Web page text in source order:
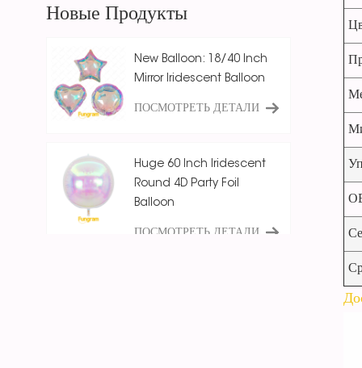
Новые Продукты
New Balloon: 18/40 Inch
Mirror Iridescent Balloon
ПОСМОТРЕТЬ ДЕТАЛИ
Huge 60 Inch Iridescent
Round 4D Party Foil
Balloon
ПОСМОТРЕТЬ ДЕТАЛИ